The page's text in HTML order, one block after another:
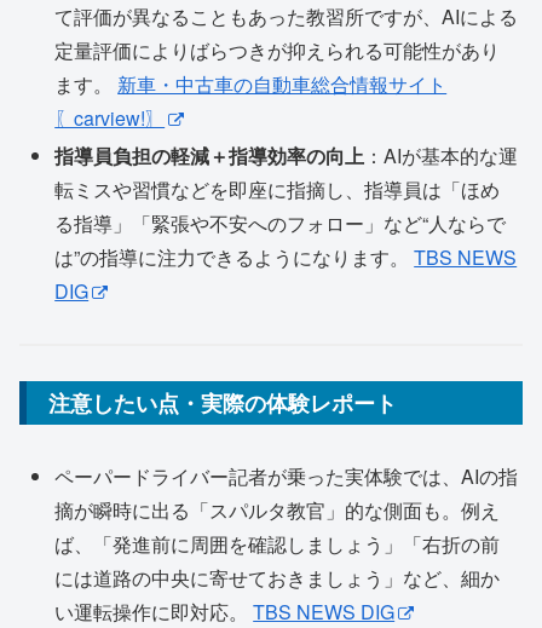
て評価が異なることもあった教習所ですが、AIによる
定量評価によりばらつきが抑えられる可能性があり
ます。 新車・中古車の自動車総合情報サイト
〖carview!〗
指導員負担の軽減＋指導効率の向上 ：AIが基本的な運
転ミスや習慣などを即座に指摘し、指導員は「ほめ
る指導」「緊張や不安へのフォロー」など“人ならで
は”の指導に注力できるようになります。TBS NEWS
DIG
注意したい点・実際の体験レポート
ペーパードライバー記者が乗った実体験では、AIの指
摘が瞬時に出る「スパルタ教官」的な側面も。例え
ば、「発進前に周囲を確認しましょう」「右折の前
には道路の中央に寄せておきましょう」など、細か
い運転操作に即対応。TBS NEWS DIG